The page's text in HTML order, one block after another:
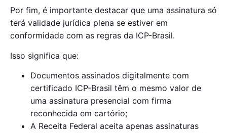
Por fim, é importante destacar que uma assinatura só
terá validade jurídica plena se estiver em
conformidade com as regras da ICP-Brasil.
Isso significa que:
Documentos assinados digitalmente com
certificado ICP-Brasil têm o mesmo valor de
uma assinatura presencial com firma
reconhecida em cartório;
A Receita Federal aceita apenas assinaturas